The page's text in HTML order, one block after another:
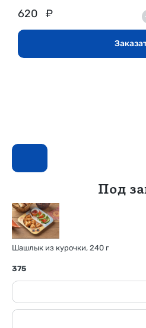
620 ₽
Под
Шашлык из курочки, 240 г
375